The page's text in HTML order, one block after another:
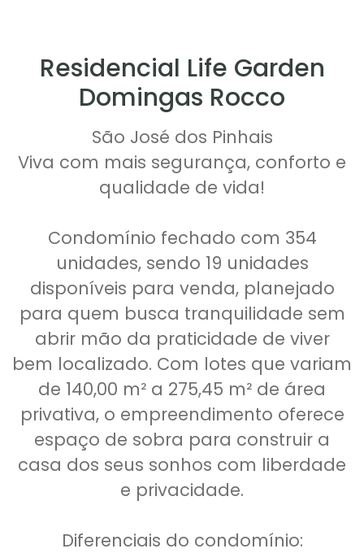
Residencial Life Garden
Domingas Rocco
São José dos Pinhais
Viva com mais segurança, conforto e
qualidade de vida!
Condomínio fechado com 354
unidades, sendo 19 unidades
disponíveis para venda, planejado
para quem busca tranquilidade sem
abrir mão da praticidade de viver
bem localizado. Com lotes que variam
de 140,00 m² a 275,45 m² de área
privativa, o empreendimento oferece
espaço de sobra para construir a
casa dos seus sonhos com liberdade
e privacidade.
Diferenciais do condomínio: